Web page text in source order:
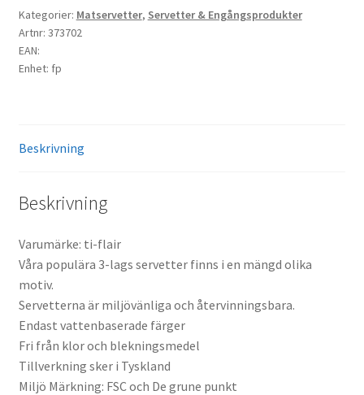
beställningsvara
mängd
Kategorier: Matservetter, Servetter & Engångsprodukter
Artnr: 373702
EAN:
Enhet: fp
Beskrivning
Beskrivning
Varumärke: ti-flair
Våra populära 3-lags servetter finns i en mängd olika
motiv.
Servetterna är miljövänliga och återvinningsbara.
Endast vattenbaserade färger
Fri från klor och blekningsmedel
Tillverkning sker i Tyskland
Miljö Märkning: FSC och De grune punkt